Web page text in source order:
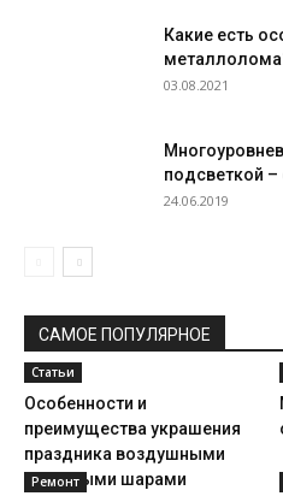
Какие есть
03.08.2021
подсветкой –
24.06.2019
САМОЕ ПОПУЛЯРНОЕ
Статьи
Особенности и
преимущества украшения
праздника воздушными
гелиевыми шарами
Ремонт